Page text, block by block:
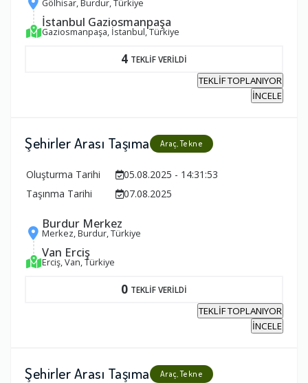
Gölhisar, Burdur, Türkiye
İstanbul Gaziosmanpaşa
Gaziosmanpaşa, İstanbul, Türkiye
4 TEKLİF VERİLDİ
TEKLİF TOPLANIYOR
İNCELE
Şehirler Arası Taşıma Araç, Tekne
Oluşturma Tarihi
05.08.2025 - 14:31:53
Taşınma Tarihi
07.08.2025
Burdur Merkez
Merkez, Burdur, Türkiye
Van Erciş
Erciş, Van, Türkiye
0 TEKLİF VERİLDİ
TEKLİF TOPLANIYOR
İNCELE
Şehirler Arası Taşıma Araç, Tekne